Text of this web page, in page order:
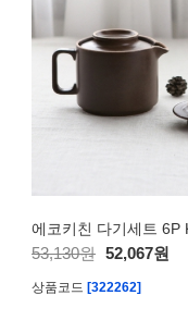
에코키친 다기세트 6P
53,130원 52,067원
상품코드 [322262]